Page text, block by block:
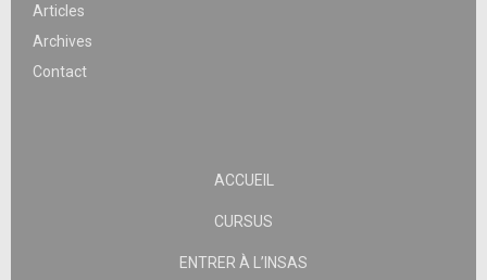
Articles
Archives
Contact
ACCUEIL
CURSUS
ENTRER À L’INSAS